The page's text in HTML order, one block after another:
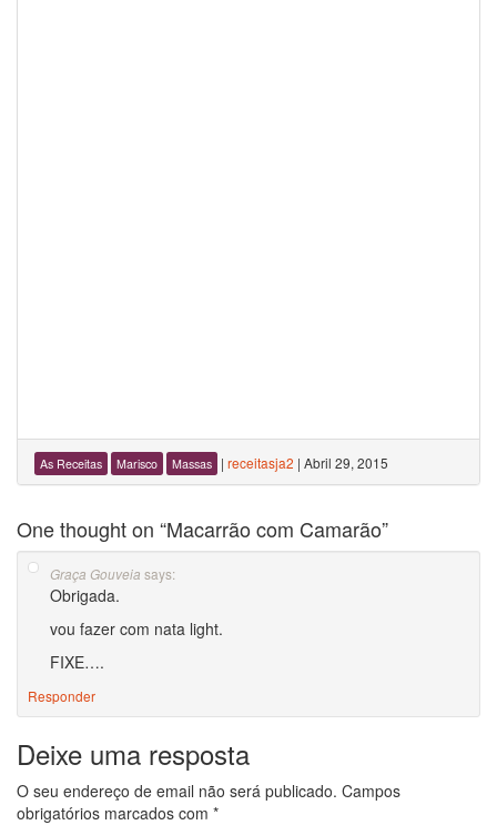
As Receitas Marisco Massas | receitasja2 | Abril 29, 2015
One thought on “Macarrão com Camarão”
Graça Gouveia says:
Obrigada.
vou fazer com nata light.
FIXE….
Responder
Deixe uma resposta
O seu endereço de email não será publicado. Campos
obrigatórios marcados com *